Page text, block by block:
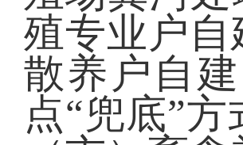
殖专业户自
散养户自
点“兜底”